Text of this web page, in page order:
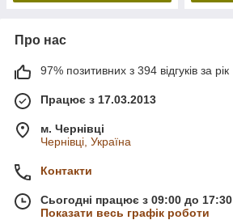
Про нас
97% позитивних з 394 відгуків за рік
Працює з 17.03.2013
м. Чернівці
Чернівці, Україна
Контакти
Сьогодні працює з 09:00 до 17:30
Показати весь графік роботи